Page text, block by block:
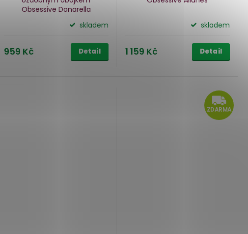
Obsessive Donarella
skladem
959 Kč Detail
skladem
1 159 Kč Detail
ZDARMA